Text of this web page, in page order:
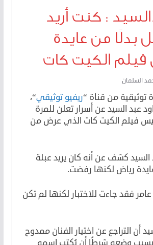
: كنت أريد
بدلًا من عايدة
الكيت كات
السلمان
من قناة “ريفيو توثيقي“،
عبد السيد عن أسرار تعلن للمرة
فيلم الكيت كات الذي عرض من
السيد كشف عن أنه كان يريد عبلة
رياض لكنها رفضت.
عامر فقد جاءت للاختبار لكنها لم تكن
أن التراجع عن اختيار الفنان ممدوح
بسبب وضعه شرطًا أن يُكتب اسمه